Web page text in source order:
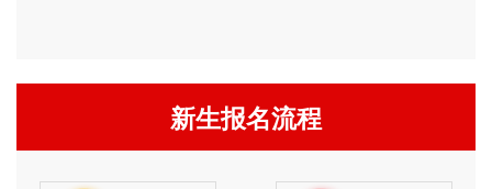
新生报名流程